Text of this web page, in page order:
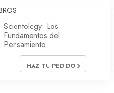
Scientology: Los
Fundamentos del
Pensamiento
HAZ TU PEDIDO